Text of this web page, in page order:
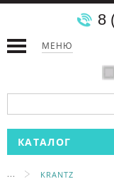
МЕНЮ
8
КАТАЛОГ
... KRANTZ